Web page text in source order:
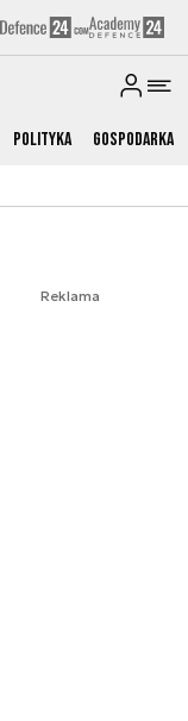
Polityka Gospodarka
Reklama